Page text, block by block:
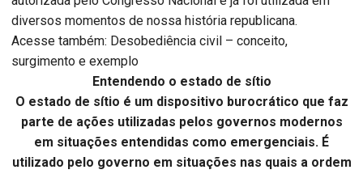
diversos momentos de nossa história republicana.
Acesse também: Desobediência civil – conceito,
surgimento e exemplo
Entendendo o estado de sítio
O estado de sítio é um dispositivo burocrático que faz
parte de ações utilizadas pelos governos modernos
em situações entendidas como emergenciais. É
utilizado pelo governo em situações nas quais a ordem